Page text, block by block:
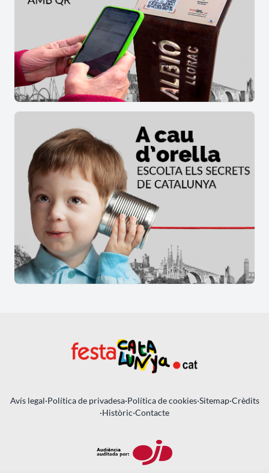
Avís legal·Política de privadesa·Política de cookies·Sitemap·Crèdits
·Històric·Contacte